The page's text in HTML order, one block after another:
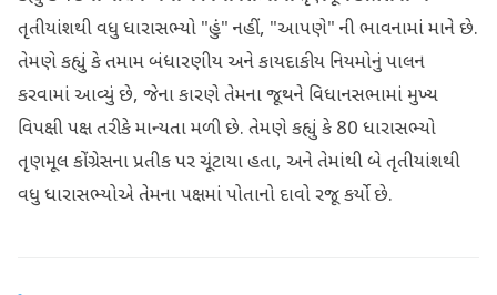
તૃતીયાંશથી વધુ ધારાસભ્યો "હું" નહીં, "આપણે" ની ભાવનામાં માને છે.
તેમણે કહ્યું કે તમામ બંધારણીય અને કાયદાકીય નિયમોનું પાલન
કરવામાં આવ્યું છે, જેના કારણે તેમના જૂથને વિધાનસભામાં મુખ્ય
વિપક્ષી પક્ષ તરીકે માન્યતા મળી છે. તેમણે કહ્યું કે 80 ધારાસભ્યો
તૃણમૂલ કોંગ્રેસના પ્રતીક પર ચૂંટાયા હતા, અને તેમાંથી બે તૃતીયાંશથી
વધુ ધારાસભ્યોએ તેમના પક્ષમાં પોતાનો દાવો રજૂ કર્યો છે.